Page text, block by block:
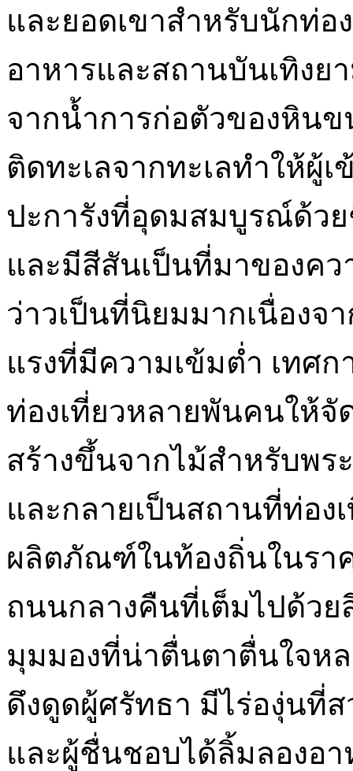
และยอดเขาสำหรับนักท่อ
อาหารและสถานบันเทิงย
จากน้ำการก่อตัวของหิน
ติดทะเลจากทะเลทำให้ผู้
ปะการังที่อุดมสมบูรณ์ด้ว
และมีสีสันเป็นที่มาของค
ว่าวเป็นที่นิยมมากเนื่องจ
แรงที่มีความเข้มต่ำ เทศ
ท่องเที่ยวหลายพันคนให้
สร้างขึ้นจากไม้สำหรับพร
และกลายเป็นสถานที่ท่อ
ผลิตภัณฑ์ในท้องถิ่นในรา
ถนนกลางคืนที่เต็มไปด้ว
มุมมองที่น่าตื่นตาตื่นใจห
ดึงดูดผู้ศรัทธา มีไร่องุ่นที่
และผู้ชื่นชอบได้ลิ้มลองอ